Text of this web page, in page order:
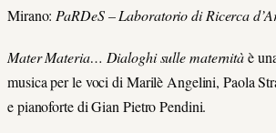
Mirano: PaRDeS – Laboratorio di Ricerca
Mater Materia… Dialoghi sulle maternitàè
musica per le voci di Marilè Angelini, Paola
e pianoforte di Gian Pietro Pendini.